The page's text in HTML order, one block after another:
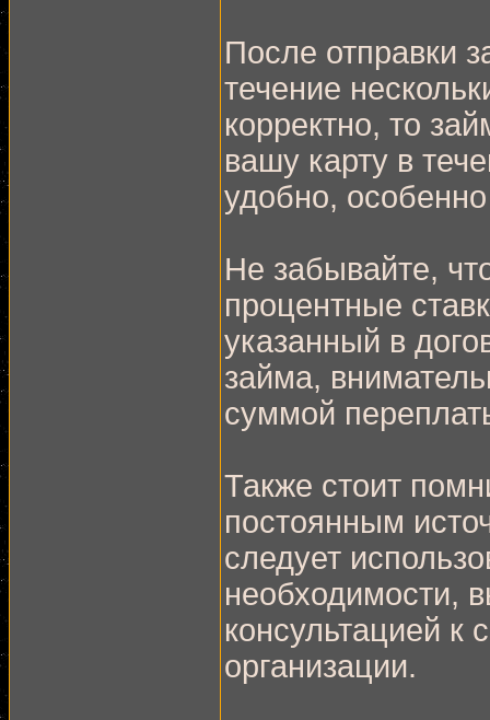
После отправки
течение
корректно, то
вашу карту в
удобно,
Не забывайте,
процентные
указанный в
займа,
суммой
Также стоит
постоянным
следует
необходимости,
консультацией к
организации.